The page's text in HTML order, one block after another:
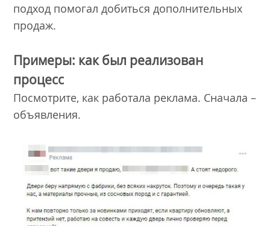
подход помогал добиться дополнительных
продаж.
Примеры: как был реализован
процесс
Посмотрите, как работала реклама. Сначала –
объявления.